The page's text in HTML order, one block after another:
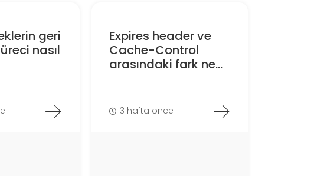
geri
nasıl
Expires header ve
Cache-Control
arasındaki fark ne...
3 hafta önce